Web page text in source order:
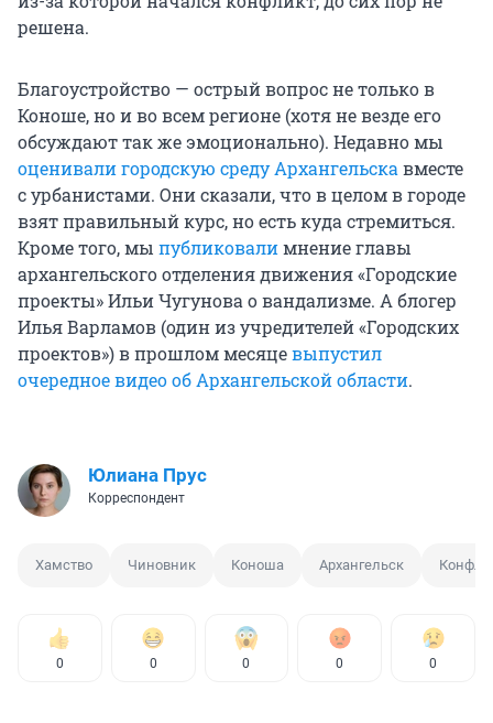
решена.
Благоустройство — острый вопрос не только в
Коноше, но и во всем регионе (хотя не везде его
обсуждают так же эмоционально). Недавно мы
оценивали городскую среду Архангельска вместе
с урбанистами. Они сказали, что в целом в городе
взят правильный курс, но есть куда стремиться.
Кроме того, мы публиковалимнение главы
архангельского отделения движения «Городские
проекты» Ильи Чугунова о вандализме. А блогер
Илья Варламов (один из учредителей «Городских
проектов») в прошлом месяцевыпустил
очередное видео об Архангельской области.
Юлиана Прус
Корреспондент
Хамство Чиновник Коноша Архангельск
0 0 0 0 0